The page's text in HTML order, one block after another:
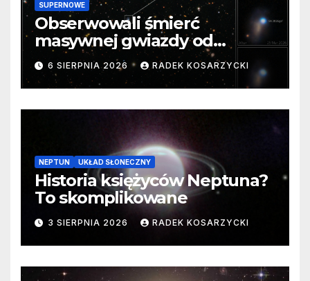
SUPERNOWE
Obserwowali śmierć
masywnej gwiazdy od
samego początku. Niezwykle
cenne dane
6 SIERPNIA 2026 RADEK KOSARZYCKI
NEPTUN UKŁAD SŁONECZNY
Historia księżyców Neptuna?
To skomplikowane
3 SIERPNIA 2026 RADEK KOSARZYCKI